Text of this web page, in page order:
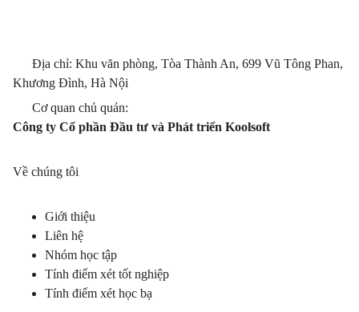
Địa chỉ: Khu văn phòng, Tòa Thành An, 699 Vũ Tông Phan,
Khương Đình, Hà Nội
Cơ quan chủ quản:
Công ty Cổ phần Đầu tư và Phát triển Koolsoft
Về chúng tôi
Giới thiệu
Liên hệ
Nhóm học tập
Tính điểm xét tốt nghiệp
Tính điểm xét học bạ